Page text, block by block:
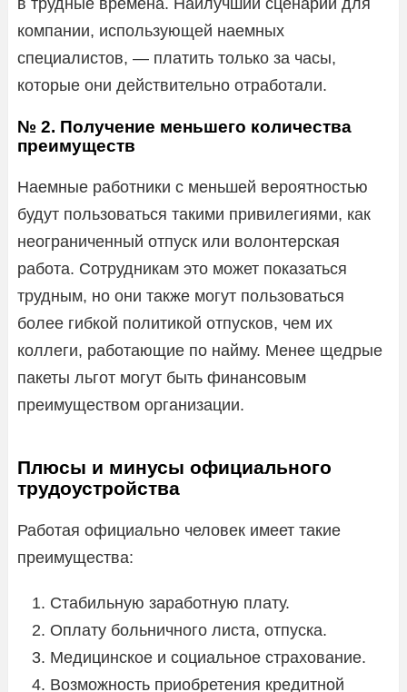
компании, использующей наемных
специалистов, — платить только за часы,
которые они действительно отработали.
№ 2. Получение меньшего количества
преимуществ
Наемные работники с меньшей вероятностью
будут пользоваться такими привилегиями, как
неограниченный отпуск или волонтерская
работа. Сотрудникам это может показаться
трудным, но они также могут пользоваться
более гибкой политикой отпусков, чем их
коллеги, работающие по найму. Менее щедрые
пакеты льгот могут быть финансовым
преимуществом организации.
Плюсы и минусы официального
трудоустройства
Работая официально человек имеет такие
преимущества:
Стабильную заработную плату.
Оплату больничного листа, отпуска.
Медицинское и социальное страхование.
Возможность приобретения кредитной